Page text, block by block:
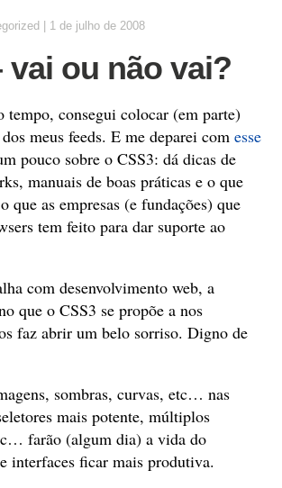
1 de julho de 2008
vai ou não vai?
tempo, consegui colocar (em parte)
meus feeds. E me deparei com esse
pouco sobre o CSS3: dá dicas de
manuais de boas práticas e o que
que as empresas (e fundações) que
tem feito para dar suporte ao
com desenvolvimento web, a
que o CSS3 se propõe a nos
faz abrir um belo sorriso. Digno de
sombras, curvas, etc… nas
mais potente, múltiplos
farão (algum dia) a vida do
interfaces ficar mais produtiva.